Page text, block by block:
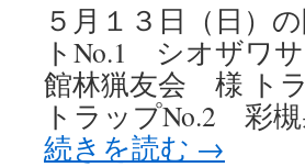
５月１３日（日）
トNo.1 シオザワ
館林猟友会 様 ト
トラップNo.2 彩
続きを読む →